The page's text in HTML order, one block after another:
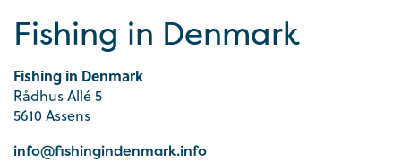
Fishing in Denmark
Fishing in Denmark
Rådhus Allé 5
5610 Assens
info@fishingindenmark.info